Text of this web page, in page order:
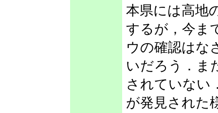
本県には高地
するが，今ま
ウの確認はな
いだろう．ま
されていない
が発見された